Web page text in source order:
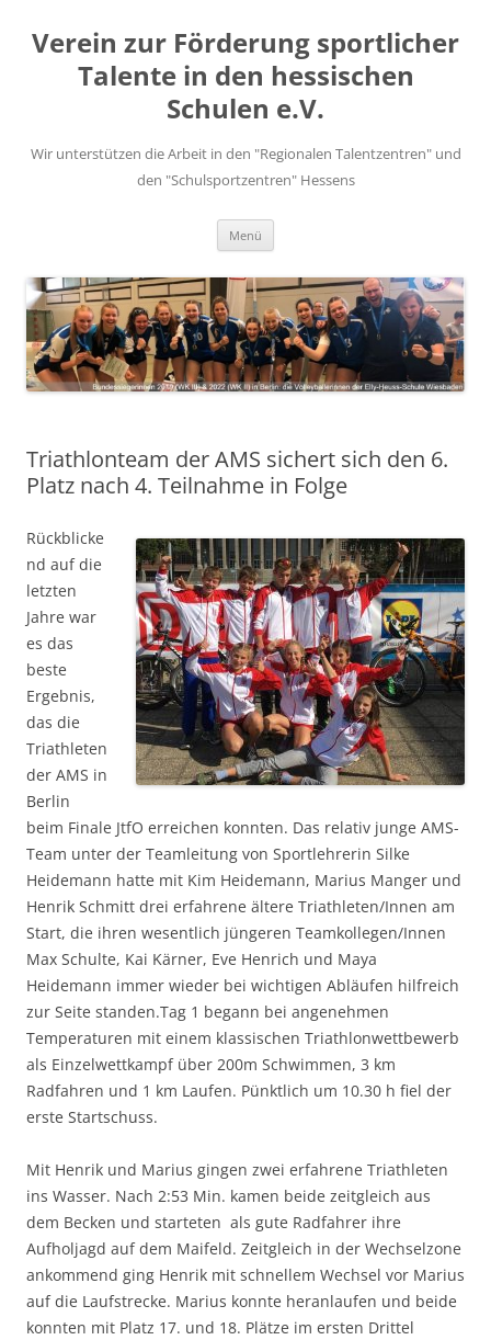
springen
Verein zur Förderung sportlicher
Talente in den hessischen
Schulen e.V.
Wir unterstützen die Arbeit in den "Regionalen Talentzentren" und
den "Schulsportzentren" Hessens
Menü
Triathlonteam der AMS sichert sich den 6.
Platz nach 4. Teilnahme in Folge
Rückblicke
nd auf die
letzten
Jahre war
es das
beste
Ergebnis,
das die
Triathleten
der AMS in
Berlin
beim Finale JtfO erreichen konnten. Das relativ junge AMS-
Team unter der Teamleitung von Sportlehrerin Silke
Heidemann hatte mit Kim Heidemann, Marius Manger und
Henrik Schmitt drei erfahrene ältere Triathleten/Innen am
Start, die ihren wesentlich jüngeren Teamkollegen/Innen
Max Schulte, Kai Kärner, Eve Henrich und Maya
Heidemann immer wieder bei wichtigen Abläufen hilfreich
zur Seite standen.Tag 1 begann bei angenehmen
Temperaturen mit einem klassischen Triathlonwettbewerb
als Einzelwettkampf über 200m Schwimmen, 3 km
Radfahren und 1 km Laufen. Pünktlich um 10.30 h fiel der
erste Startschuss.
Mit Henrik und Marius gingen zwei erfahrene Triathleten
ins Wasser. Nach 2:53 Min. kamen beide zeitgleich aus
dem Becken und starteten als gute Radfahrer ihre
Aufholjagd auf dem Maifeld. Zeitgleich in der Wechselzone
ankommend ging Henrik mit schnellem Wechsel vor Marius
auf die Laufstrecke. Marius konnte heranlaufen und beide
konnten mit Platz 17. und 18. Plätze im ersten Drittel